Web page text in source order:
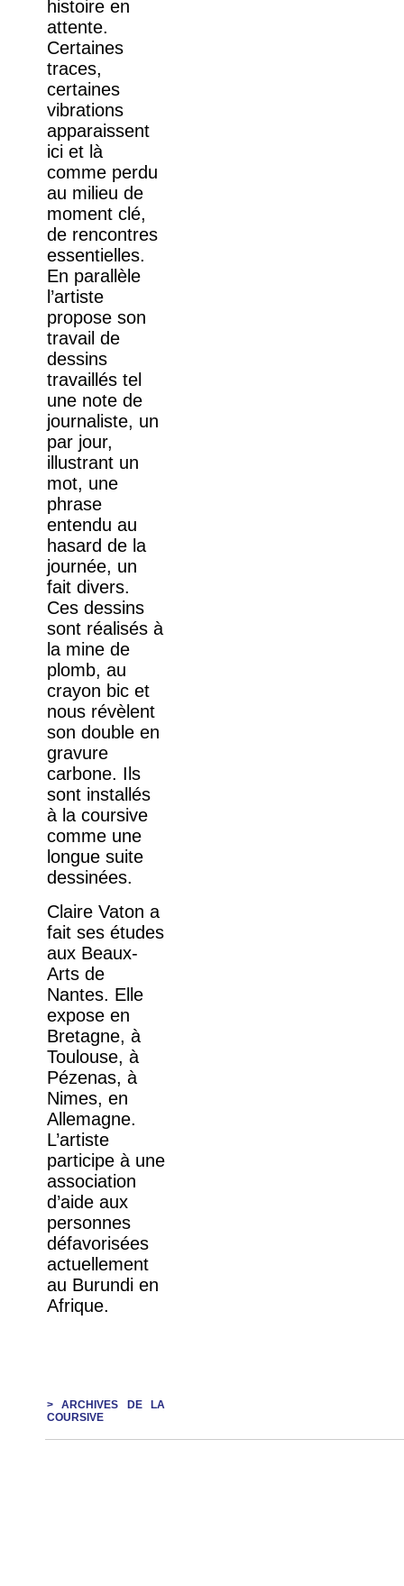
histoire en
attente.
Certaines
traces,
certaines
vibrations
apparaissent
ici et là
comme perdu
au milieu de
moment clé,
de rencontres
essentielles.
En parallèle
l’artiste
propose son
travail de
dessins
travaillés tel
une note de
journaliste, un
par jour,
illustrant un
mot, une
phrase
entendu au
hasard de la
journée, un
fait divers.
Ces dessins
sont réalisés à
la mine de
plomb, au
crayon bic et
nous révèlent
son double en
gravure
carbone. Ils
sont installés
à la coursive
comme une
longue suite
dessinées.
Claire Vaton a
fait ses études
aux Beaux-
Arts de
Nantes. Elle
expose en
Bretagne, à
Toulouse, à
Pézenas, à
Nimes, en
Allemagne.
L’artiste
participe à une
association
d’aide aux
personnes
défavorisées
actuellement
au Burundi en
Afrique.
> ARCHIVES DE LA
COURSIVE